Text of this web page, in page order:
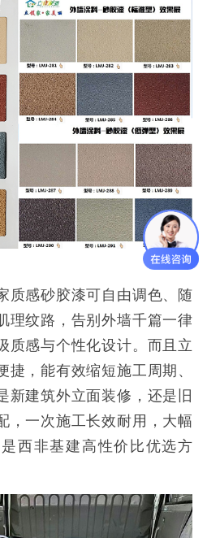
质感砂胶漆可自由调色、随
理纹路，告别外墙千篇一律
质感与个性化设计。而且立
捷，能有效缩短施工周期、
新建筑外立面装修，还是旧
，一次施工长效耐用，大幅
西非基建高性价比优选方